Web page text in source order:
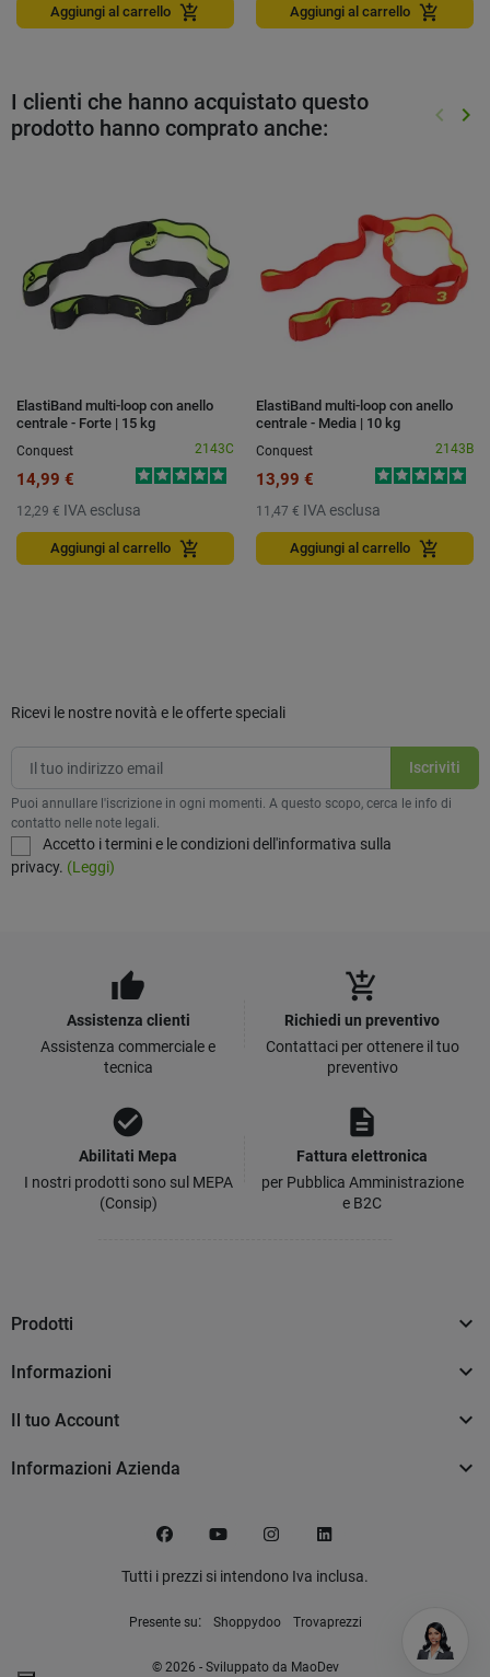
Aggiungi al carrello add_shopping_cart Aggiungi al carrello add_shopping_cart
I clienti che hanno acquistato questo
prodotto hanno comprato anche:
keyboard_arrow_left keyboard_arrow_right
ElastiBand multi-loop con anello
centrale - Forte | 15 kg
Conquest
2143C
14,99 €
12,29 € IVA esclusa
Aggiungi al carrello add_shopping_cart
ElastiBand multi-loop con anello
centrale - Media | 10 kg
Conquest
2143B
13,99 €
11,47 € IVA esclusa
Aggiungi al carrello add_shopping_cart
Ricevi le nostre novità e le offerte speciali
Puoi annullare l'iscrizione in ogni momenti. A questo scopo, cerca le info di
contatto nelle note legali.
Accetto i termini e le condizioni dell'informativa sulla
privacy. (Leggi)
thumb_up
Assistenza clienti
Assistenza commerciale e
tecnica
add_shopping_cart
Richiedi un preventivo
Contattaci per ottenere il tuo
preventivo
check_circle
Abilitati Mepa
I nostri prodotti sono sul MEPA
(Consip)
description
Fattura elettronica
per Pubblica Amministrazione
e B2C
Prodotti 
Informazioni 
Il tuo Account 
Informazioni Azienda 
Tutti i prezzi si intendono Iva inclusa.
Presente su: Shoppydoo Trovaprezzi
© 2026 - Sviluppato da MaoDev